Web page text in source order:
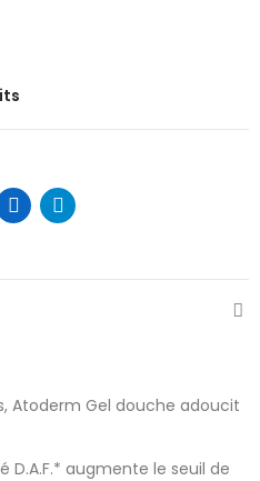
Atoderm Gel douche adoucit
augmente le seuil de